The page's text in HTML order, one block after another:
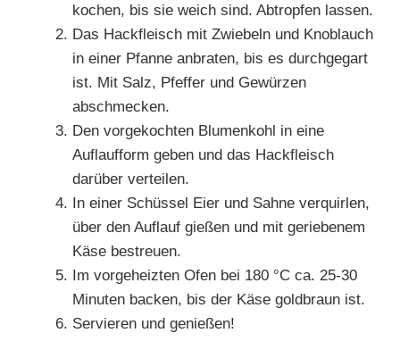
kochen, bis sie weich sind. Abtropfen lassen.
Das Hackfleisch mit Zwiebeln und Knoblauch
in einer Pfanne anbraten, bis es durchgegart
ist. Mit Salz, Pfeffer und Gewürzen
abschmecken.
Den vorgekochten Blumenkohl in eine
Auflaufform geben und das Hackfleisch
darüber verteilen.
In einer Schüssel Eier und Sahne verquirlen,
über den Auflauf gießen und mit geriebenem
Käse bestreuen.
Im vorgeheizten Ofen bei 180 °C ca. 25-30
Minuten backen, bis der Käse goldbraun ist.
Servieren und genießen!